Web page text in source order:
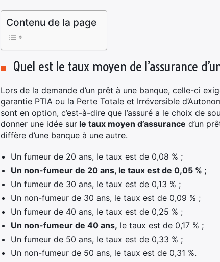
Contenu de la page
Quel est le taux moyen de l’assurance
Lors de la demande d’un prêt à une banque, celle-ci
garantie PTIA ou la Perte Totale et Irréversible
sont en option, c’est-à-dire que l’assuré a le choix de
donner une idée sur le taux moyen d’assurance d’un
diffère d’une banque à une autre.
Un fumeur de 20 ans, le taux est de 0,08 % ;
Un non-fumeur de 20 ans, le taux est de 0,05 % ;
Un fumeur de 30 ans, le taux est de 0,13 % ;
Un non-fumeur de 30 ans, le taux est de 0,09 % ;
Un fumeur de 40 ans, le taux est de 0,25 % ;
Un non-fumeur de 40 ans, le taux est de 0,17 % ;
Un fumeur de 50 ans, le taux est de 0,33 % ;
Un non-fumeur de 50 ans, le taux est de 0,31 %.